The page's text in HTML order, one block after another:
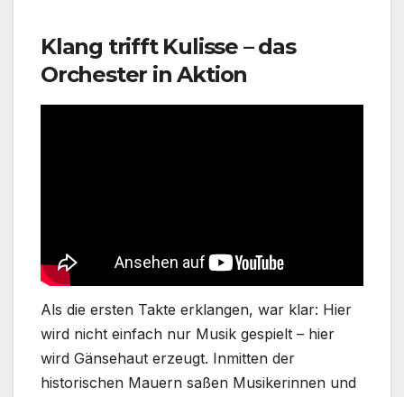
Klang trifft Kulisse – das
Orchester in Aktion
Als die ersten Takte erklangen, war klar: Hier
wird nicht einfach nur Musik gespielt – hier
wird Gänsehaut erzeugt. Inmitten der
historischen Mauern saßen Musikerinnen und